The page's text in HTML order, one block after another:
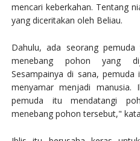
mencari keberkahan. Tentang
yang diceritakan oleh Beliau.
Dahulu, ada seorang
menebang pohon yang
Sesampainya di sana,
menyamar menjadi manusia.
pemuda itu mendatangi
menebang pohon tersebut,"